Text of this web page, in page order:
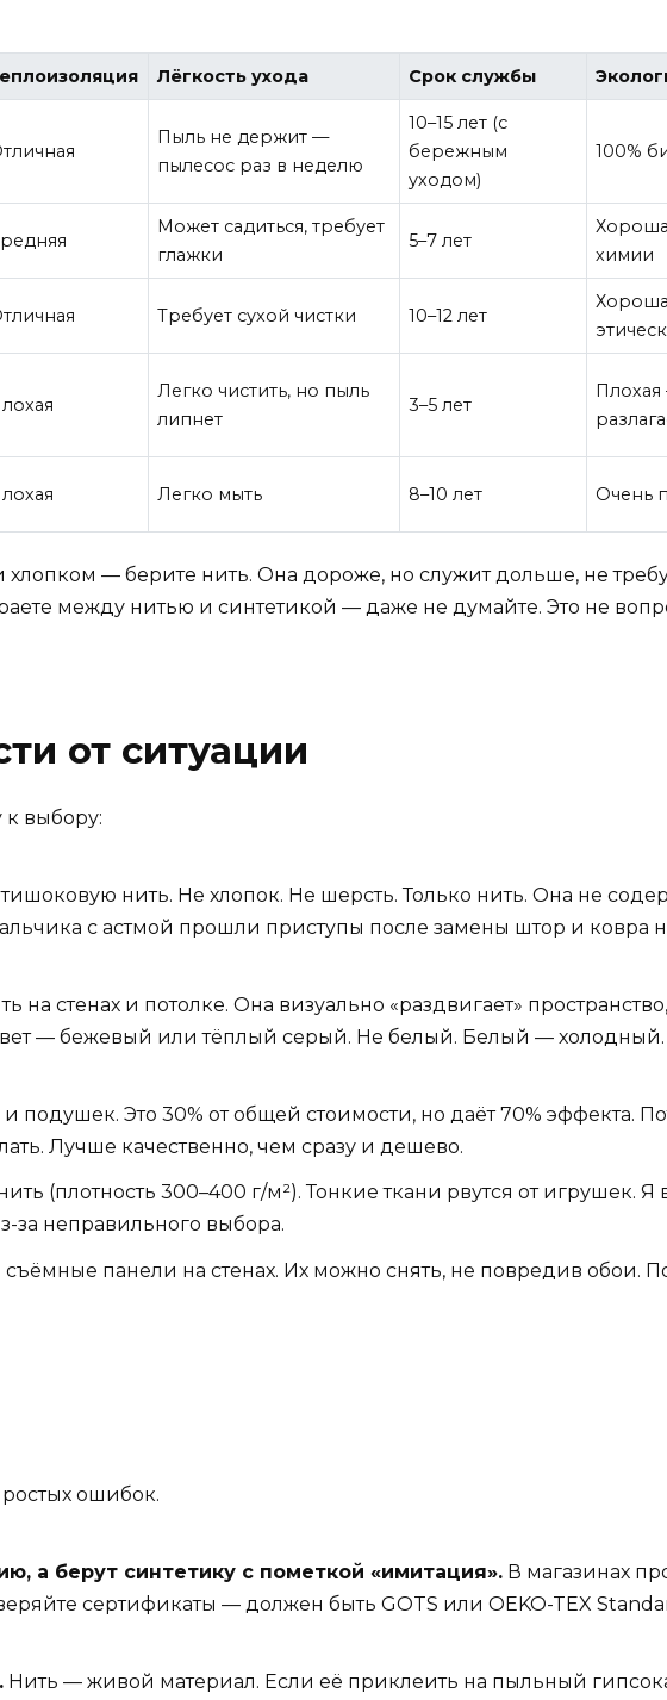
Лёгкость ухода Срок службы
Пыль не держит —
пылесос раз в неделю
10–15 лет (с
бережным
уходом)
100%
Может садиться, требует
глажки
5–7 лет
химии
Требует сухой чистки 10–12 лет
Легко чистить, но пыль
липнет
3–5 лет
Легко мыть 8–10 лет Очень
— берите нить. Она дороже, но служит дольше, не
между нитью и синтетикой — даже не думайте. Это не
от ситуации
к выбору:
нить. Не хлопок. Не шерсть. Только нить. Она не
с астмой прошли приступы после замены штор и ковра
на стенах и потолке. Она визуально «раздвигает»
— бежевый или тёплый серый. Не белый. Белый —
подушек. Это 30% от общей стоимости, но даёт 70% эффекта.
Лучше качественно, чем сразу и дешево.
(плотность 300–400 г/м²). Тонкие ткани рвутся от игрушек. Я
за неправильного выбора.
панели на стенах. Их можно снять, не повредив обои.
ошибок.
а берут синтетику с пометкой «имитация». В магазинах
сертификаты — должен быть GOTS или OEKO-TEX
Нить — живой материал. Если её приклеить на пыльный